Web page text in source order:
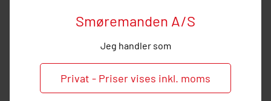
Smøremanden A/S
Jeg handler som
Privat - Priser vises inkl. moms